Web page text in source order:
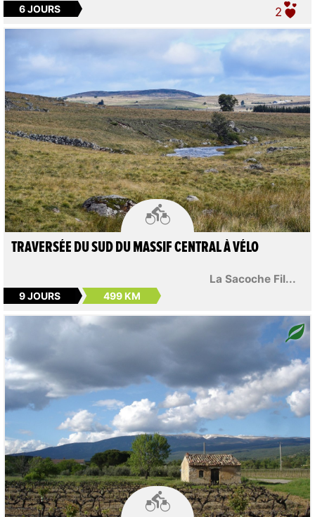
6 JOURS 2

La Sacoche Fil...
TRAVERSÉE DU SUD DU MASSIF CENTRAL À VÉLO
9 JOURS 499 KM
